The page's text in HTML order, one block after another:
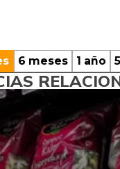
6 meses 1 año